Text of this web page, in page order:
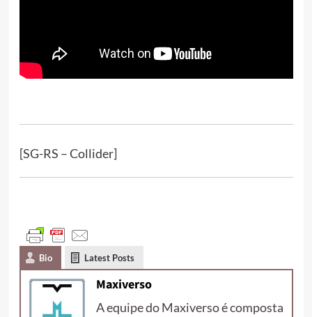
[SG-RS – Collider]
Bio Latest Posts
Maxiverso
A equipe do Maxiverso é composta